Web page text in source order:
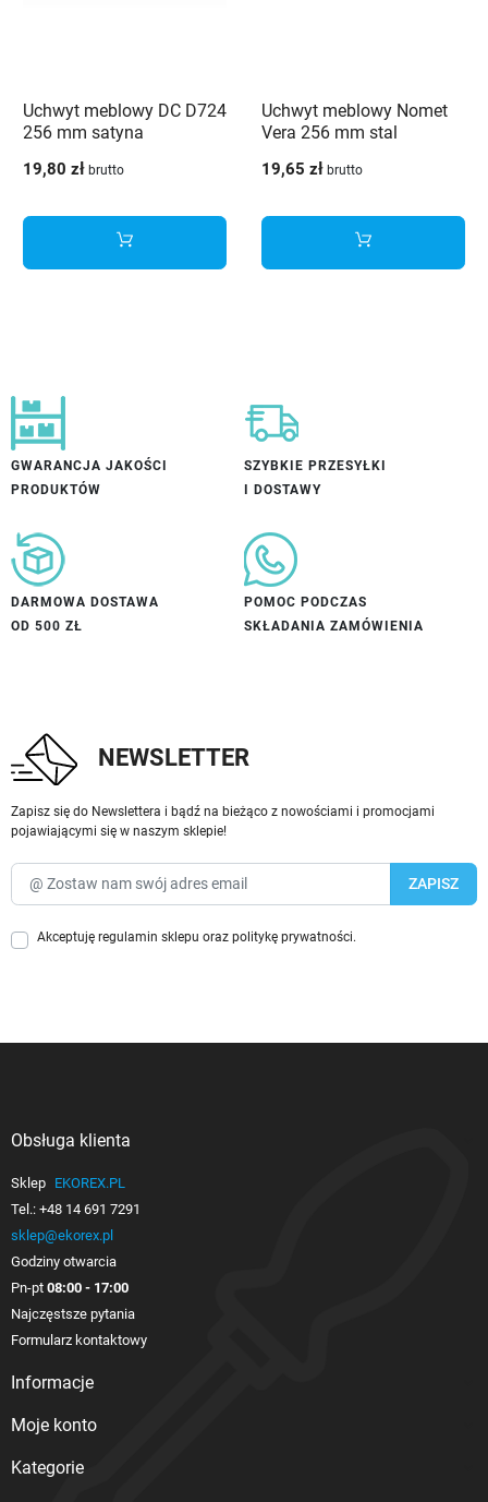
Uchwyt meblowy DC D724
256 mm satyna
19,80 zł brutto
Uchwyt meblowy Nomet
Vera 256 mm stal
19,65 zł brutto
GWARANCJA JAKOŚCI
PRODUKTÓW
SZYBKIE PRZESYŁKI
I DOSTAWY
DARMOWA DOSTAWA
OD 500 ZŁ
POMOC PODCZAS
SKŁADANIA ZAMÓWIENIA
NEWSLETTER
Zapisz się do Newslettera i bądź na bieżąco z nowościami i promocjami
pojawiającymi się w naszym sklepie!
Akceptuję regulamin sklepu oraz politykę prywatności.
Obsługa klienta
Sklep EKOREX.PL
Tel.: +48 14 691 7291
sklep@ekorex.pl
Godziny otwarcia
Pn-pt 08:00 - 17:00
Najczęstsze pytania
Formularz kontaktowy
Informacje
Moje konto
Kategorie